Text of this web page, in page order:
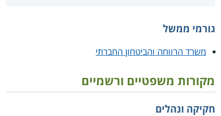
גורמי ממשל
משרד הרווחה והביטחון החברתי
מקורות משפטיים ורשמיים
חקיקה ונהלים